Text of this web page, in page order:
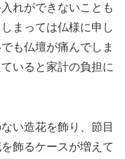
れができないことも
まっては仏様に申し
も仏壇が痛んでしま
いると家計の負担に
い造花を飾り、節目
飾るケースが増えて